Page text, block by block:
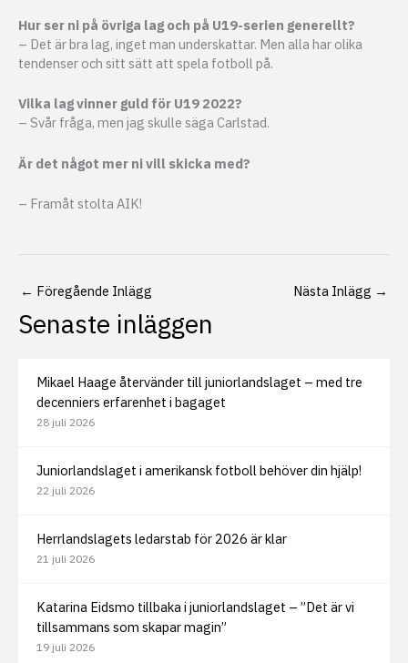
Hur ser ni på övriga lag och på U19-serien generellt?
– Det är bra lag, inget man underskattar. Men alla har olika
tendenser och sitt sätt att spela fotboll på.
Vilka lag vinner guld för U19 2022?
– Svår fråga, men jag skulle säga Carlstad.
Är det något mer ni vill skicka med?
– Framåt stolta AIK!
← Föregående Inlägg Nästa Inlägg →
Senaste inläggen
Mikael Haage återvänder till juniorlandslaget – med tre
decenniers erfarenhet i bagaget
28 juli 2026
Juniorlandslaget i amerikansk fotboll behöver din hjälp!
22 juli 2026
Herrlandslagets ledarstab för 2026 är klar
21 juli 2026
Katarina Eidsmo tillbaka i juniorlandslaget – ”Det är vi
tillsammans som skapar magin”
19 juli 2026